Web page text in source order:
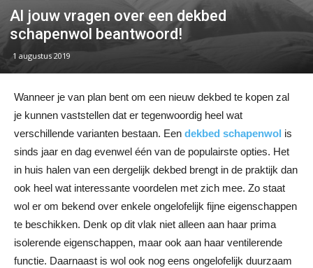
Al jouw vragen over een dekbed
schapenwol beantwoord!
1 augustus 2019
Wanneer je van plan bent om een nieuw dekbed te kopen zal
je kunnen vaststellen dat er tegenwoordig heel wat
verschillende varianten bestaan. Een dekbed schapenwol is
sinds jaar en dag evenwel één van de populairste opties. Het
in huis halen van een dergelijk dekbed brengt in de praktijk dan
ook heel wat interessante voordelen met zich mee. Zo staat
wol er om bekend over enkele ongelofelijk fijne eigenschappen
te beschikken. Denk op dit vlak niet alleen aan haar prima
isolerende eigenschappen, maar ook aan haar ventilerende
functie. Daarnaast is wol ook nog eens ongelofelijk duurzaam